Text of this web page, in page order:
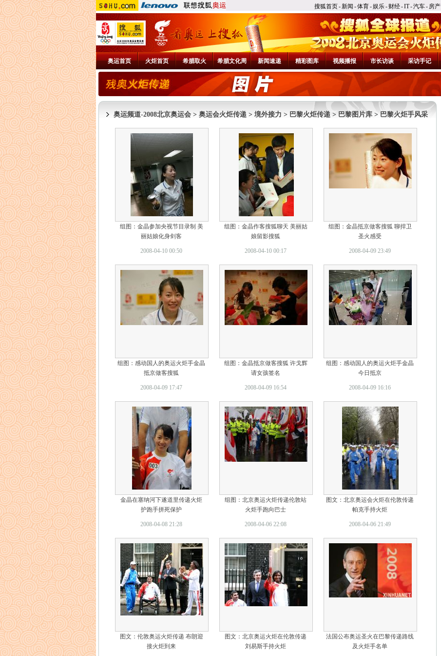
搜狐首页-新闻 -体育-娱乐- 财经-IT-汽车- 房产
奥运首页 火炬首页 希腊取火 希腊文化周 新闻速递 精彩图库 视频播报 市长访谈 采访手记
奥运频道-2008北京奥运会 > 奥运会火炬传递 > 境外接力 > 巴黎火炬传递 > 巴黎图片库 > 巴黎火炬手风采
组图：金晶参加央视节目录制 美
丽姑娘化身剑客
2008-04-10 00:50
组图：金晶作客搜狐聊天 美丽姑
娘留影搜狐
2008-04-10 00:17
组图：金晶抵京做客搜狐 聊捍卫
圣火感受
2008-04-09 23:49
组图：感动国人的奥运火炬手金晶
抵京做客搜狐
2008-04-09 17:47
组图：金晶抵京做客搜狐 许戈辉
请女孩签名
2008-04-09 16:54
组图：感动国人的奥运火炬手金晶
今日抵京
2008-04-09 16:16
金晶在塞纳河下遂道里传递火炬
护跑手拼死保护
2008-04-08 21:28
组图：北京奥运火炬传递伦敦站
火炬手跑向巴士
2008-04-06 22:08
图文：北京奥运会火炬在伦敦传递
帕克手持火炬
2008-04-06 21:49
图文：伦敦奥运火炬传递 布朗迎
接火炬到来
图文：北京奥运火炬在伦敦传递
刘易斯手持火炬
法国公布奥运圣火在巴黎传递路线
及火炬手名单